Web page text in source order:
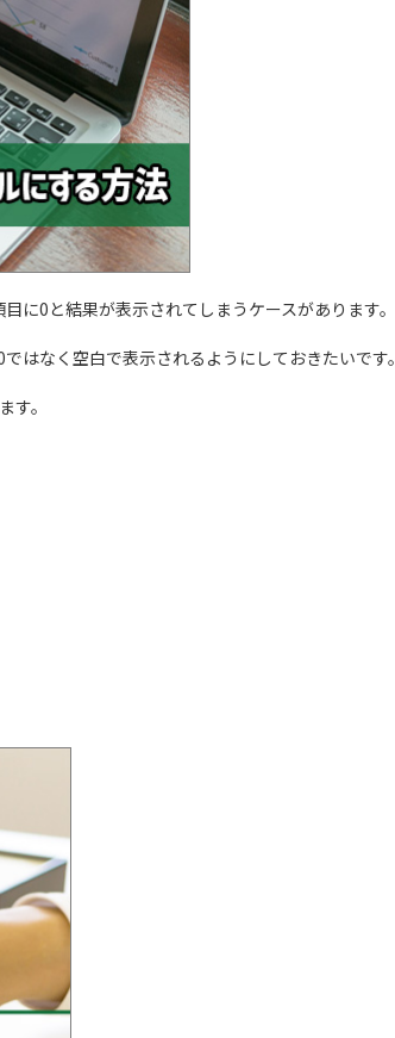
に0と結果が表示されてしまうケースがあります。
はなく空白で表示されるようにしておきたいです。
。